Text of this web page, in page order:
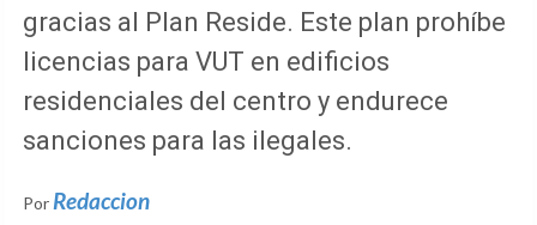
gracias al Plan Reside. Este plan prohíbe
licencias para VUT en edificios
residenciales del centro y endurece
sanciones para las ilegales.
Por Redaccion